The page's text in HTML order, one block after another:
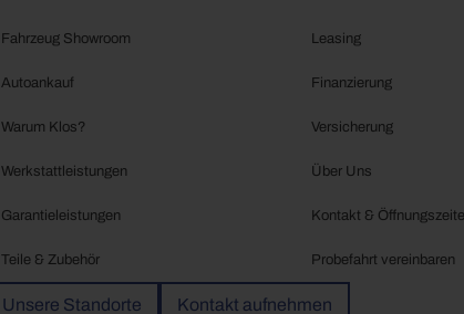
Fahrzeug Showroom
Autoankauf
Warum Klos?
Werkstattleistungen
Garantieleistungen
Teile & Zubehör
Leasing
Finanzierung
Versicherung
Über Uns
Kontakt &
Probefahrt vereinbaren
Unsere Standorte Kontakt aufnehmen